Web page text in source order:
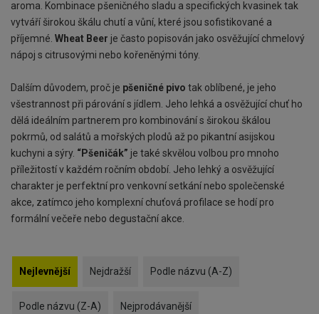
aroma. Kombinace pšeničného sladu a specifických kvasinek tak
vytváří širokou škálu chutí a vůní, které jsou sofistikované a
příjemné. Wheat Beer je často popisován jako osvěžující chmelový
nápoj s citrusovými nebo kořeněnými tóny.
Dalším důvodem, proč je pšeničné pivo tak oblíbené, je jeho
všestrannost při párování s jídlem. Jeho lehká a osvěžující chuť ho
dělá ideálním partnerem pro kombinování s širokou škálou
pokrmů, od salátů a mořských plodů až po pikantní asijskou
kuchyni a sýry. “Pšeničák” je také skvělou volbou pro mnoho
příležitostí v každém ročním období. Jeho lehký a osvěžující
charakter je perfektní pro venkovní setkání nebo společenské
akce, zatímco jeho komplexní chuťová profilace se hodí pro
formální večeře nebo degustační akce.
Nejlevnější Nejdražší Podle názvu (A-Z)
Podle názvu (Z-A) Nejprodávanější